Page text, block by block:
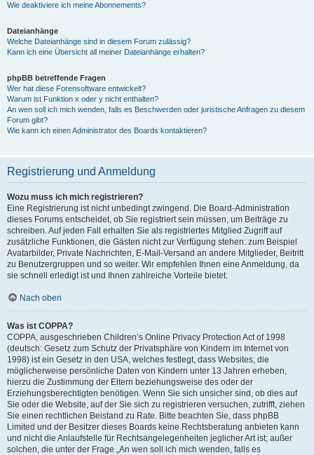
Wie deaktiviere ich meine Abonnements?
Dateianhänge
Welche Dateianhänge sind in diesem Forum zulässig?
Kann ich eine Übersicht all meiner Dateianhänge erhalten?
phpBB betreffende Fragen
Wer hat diese Forensoftware entwickelt?
Warum ist Funktion x oder y nicht enthalten?
An wen soll ich mich wenden, falls es Beschwerden oder juristische Anfragen zu diesem
Forum gibt?
Wie kann ich einen Administrator des Boards kontaktieren?
Registrierung und Anmeldung
Wozu muss ich mich registrieren?
Eine Registrierung ist nicht unbedingt zwingend. Die Board-Administration
dieses Forums entscheidet, ob Sie registriert sein müssen, um Beiträge zu
schreiben. Auf jeden Fall erhalten Sie als registriertes Mitglied Zugriff auf
zusätzliche Funktionen, die Gästen nicht zur Verfügung stehen: zum Beispiel
Avatarbilder, Private Nachrichten, E-Mail-Versand an andere Mitglieder, Beitritt
zu Benutzergruppen und so weiter. Wir empfehlen Ihnen eine Anmeldung, da
sie schnell erledigt ist und Ihnen zahlreiche Vorteile bietet.
Nach oben
Was ist COPPA?
COPPA, ausgeschrieben Children’s Online Privacy Protection Act of 1998
(deutsch: Gesetz zum Schutz der Privatsphäre von Kindern im Internet von
1998) ist ein Gesetz in den USA, welches festlegt, dass Websites, die
möglicherweise persönliche Daten von Kindern unter 13 Jahren erheben,
hierzu die Zustimmung der Eltern beziehungsweise des oder der
Erziehungsberechtigten benötigen. Wenn Sie sich unsicher sind, ob dies auf
Sie oder die Website, auf der Sie sich zu registrieren versuchen, zutrifft, ziehen
Sie einen rechtlichen Beistand zu Rate. Bitte beachten Sie, dass phpBB
Limited und der Besitzer dieses Boards keine Rechtsberatung anbieten kann
und nicht die Anlaufstelle für Rechtsangelegenheiten jeglicher Art ist; außer
solchen, die unter der Frage „An wen soll ich mich wenden, falls es